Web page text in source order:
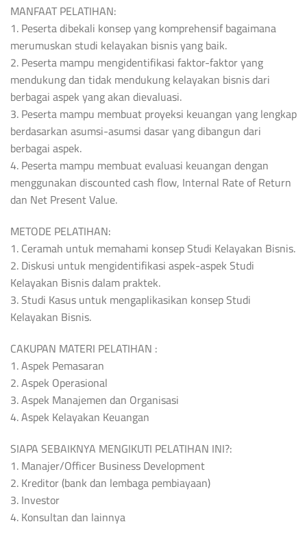
MANFAAT PELATIHAN:
1. Peserta dibekali konsep yang komprehensif bagaimana
merumuskan studi kelayakan bisnis yang baik.
2. Peserta mampu mengidentifikasi faktor-faktor yang
mendukung dan tidak mendukung kelayakan bisnis dari
berbagai aspek yang akan dievaluasi.
3. Peserta mampu membuat proyeksi keuangan yang lengkap
berdasarkan asumsi-asumsi dasar yang dibangun dari
berbagai aspek.
4. Peserta mampu membuat evaluasi keuangan dengan
menggunakan discounted cash flow, Internal Rate of Return
dan Net Present Value.
METODE PELATIHAN:
1. Ceramah untuk memahami konsep Studi Kelayakan Bisnis.
2. Diskusi untuk mengidentifikasi aspek-aspek Studi
Kelayakan Bisnis dalam praktek.
3. Studi Kasus untuk mengaplikasikan konsep Studi
Kelayakan Bisnis.
CAKUPAN MATERI PELATIHAN :
1. Aspek Pemasaran
2. Aspek Operasional
3. Aspek Manajemen dan Organisasi
4. Aspek Kelayakan Keuangan
SIAPA SEBAIKNYA MENGIKUTI PELATIHAN INI?:
1. Manajer/Officer Business Development
2. Kreditor (bank dan lembaga pembiayaan)
3. Investor
4. Konsultan dan lainnya